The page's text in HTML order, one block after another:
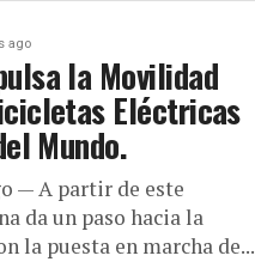
ago
la Movilidad
Eléctricas
Mundo.
— A partir de este
da un paso hacia la
la puesta en marcha de...